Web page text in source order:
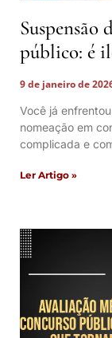
Suspensão
público: é
9 de janeiro de
Você já
nomeação em
complicada e
Ler Artigo »